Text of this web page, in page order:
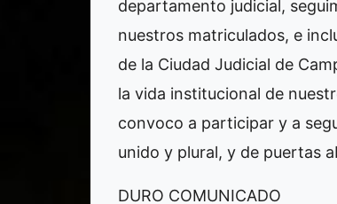
departamento judicial,
nuestros matriculados, e
de la Ciudad Judicial de
la vida institucional de
convoco a participar y a
unido y plural, y de puertas
DURO COMUNICADO